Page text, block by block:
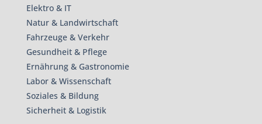
Elektro & IT
Natur & Landwirtschaft
Fahrzeuge & Verkehr
Gesundheit & Pflege
Ernährung & Gastronomie
Labor & Wissenschaft
Soziales & Bildung
Sicherheit & Logistik